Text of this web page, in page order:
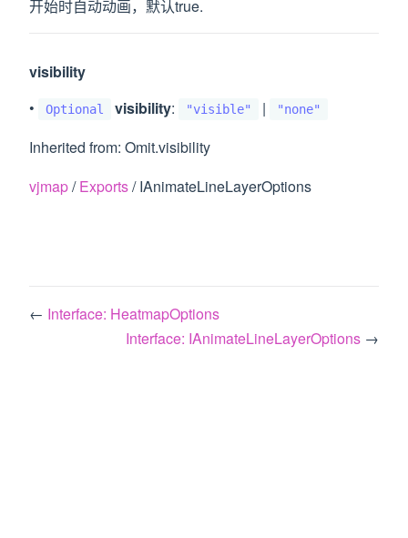
开始时自动动画，默认true.
visibility
•
Optional visibility: "visible" | "none"
Inherited from: Omit.visibility
vjmap/Exports/ IAnimateLineLayerOptions
← Interface: HeatmapOptions
Interface: IAnimateLineLayerOptions →